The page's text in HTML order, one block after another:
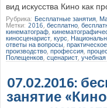
вид искусства Кино как
Рубрика: Бесплатные занятия
Метки: 2016 бесплатно
кинематограф
киносценарист курс
ответы на вопросы
производство,профессия
Полещенков сценарист учебная
07.02.2016:
занятие